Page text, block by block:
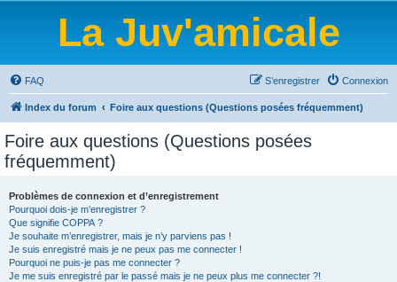
La Juv'amicale
FAQ Connexion
S’enregistrer
Index du forum Foire aux questions (Questions posées fréquemment)
Foire aux questions (Questions posées
fréquemment)
Problèmes de connexion et d’enregistrement
Pourquoi dois-je m’enregistrer ?
Que signifie COPPA ?
Je souhaite m’enregistrer, mais je n’y parviens pas !
Je suis enregistré mais je ne peux pas me connecter !
Pourquoi ne puis-je pas me connecter ?
Je me suis enregistré par le passé mais je ne peux plus me connecter ?!